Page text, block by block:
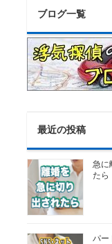
ブログ一覧
最近の投稿
急に
たら
パー